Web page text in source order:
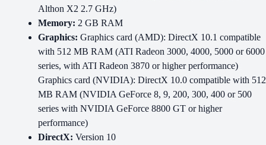
Althon X2 2.7 GHz)
Memory: 2 GB RAM
Graphics: Graphics card (AMD): DirectX 10.1 compatible
with 512 MB RAM (ATI Radeon 3000, 4000, 5000 or 6000
series, with ATI Radeon 3870 or higher performance)
Graphics card (NVIDIA): DirectX 10.0 compatible with 512
MB RAM (NVIDIA GeForce 8, 9, 200, 300, 400 or 500
series with NVIDIA GeForce 8800 GT or higher
performance)
DirectX: Version 10